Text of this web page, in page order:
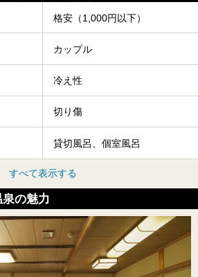
格安（1,000円以下）
カップル
冷え性
切り傷
貸切風呂、個室風呂
すべて表示する
の魅力